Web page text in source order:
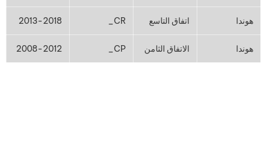
هوندا اتفاق التاسع CR_
2013-2018
هوندا الاتفاق الثامن CP_
2008-2012